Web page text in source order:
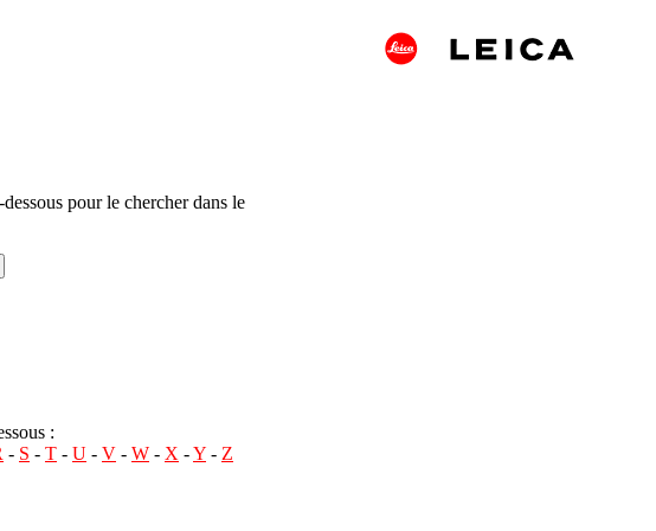
pour le chercher dans le
:
- S - T - U - V - W - X -Y - Z